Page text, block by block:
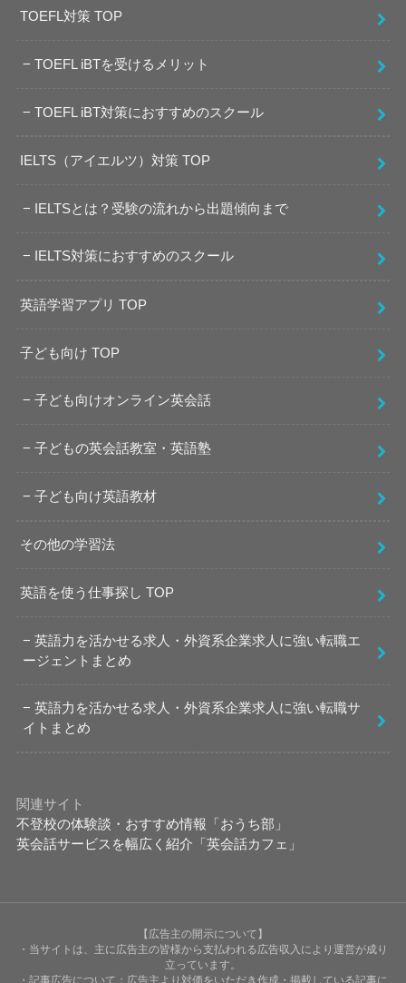
TOEFL対策 TOP
TOEFL iBTを受けるメリット
TOEFL iBT対策におすすめのスクール
IELTS（アイエルツ）対策 TOP
IELTSとは？受験の流れから出題傾向まで
IELTS対策におすすめのスクール
英語学習アプリ TOP
子ども向け TOP
子ども向けオンライン英会話
子どもの英会話教室・英語塾
子ども向け英語教材
その他の学習法
英語を使う仕事探し TOP
英語力を活かせる求人・外資系企業求人に強い転職エ
ージェントまとめ
英語力を活かせる求人・外資系企業求人に強い転職サ
イトまとめ
関連サイト
不登校の体験談・おすすめ情報「おうち部」
英会話サービスを幅広く紹介「英会話カフェ」
【広告主の開示について】
・当サイトは、主に広告主の皆様から支払われる広告収入により運営が成り
立っています。
・記事広告について：広告主より対価をいただき作成・掲載している記事に